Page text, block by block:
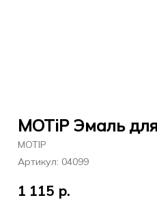
MOTiP Эмаль
MOTIP
Артикул: 04099
1 115 р.